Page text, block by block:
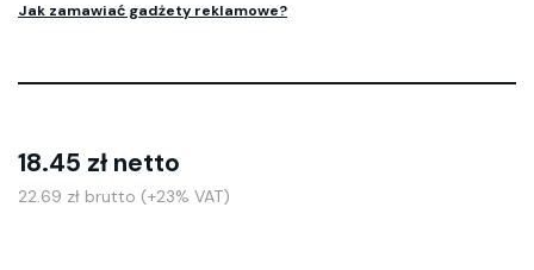
Jak zamawiać gadżety reklamowe?
18.45 zł netto
22.69 zł brutto (+23% VAT)